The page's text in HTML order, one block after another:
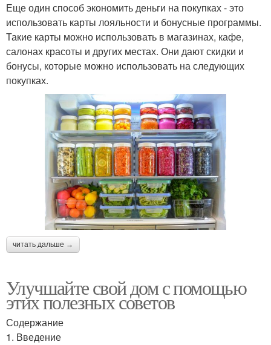
Еще один способ экономить деньги на покупках - это
использовать карты лояльности и бонусные программы.
Такие карты можно использовать в магазинах, кафе,
салонах красоты и других местах. Они дают скидки и
бонусы, которые можно использовать на следующих
покупках.
читать дальше →
Улучшайте свой дом с помощью
этих полезных советов
Содержание
1. Введение